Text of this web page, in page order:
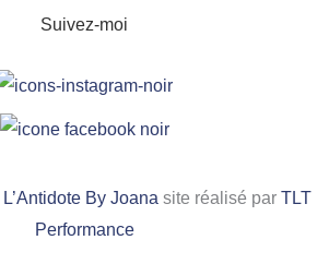
Suivez-moi
L’Antidote By Joana site réalisé par TLT
Performance